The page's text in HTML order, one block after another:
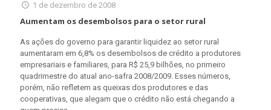
1 de dezembro de 2008
Aumentam os desembolsos para o setor rural
As ações do governo para garantir liquidez ao setor rural
aumentaram em 6,8% os desembolsos de crédito a produtores
empresariais e familiares, para R$ 25,9 bilhões, no primeiro
quadrimestre do atual ano-safra 2008/2009. Esses números,
porém, não refletem as queixas dos produtores e das
cooperativas, que alegam que o crédito não está chegando a